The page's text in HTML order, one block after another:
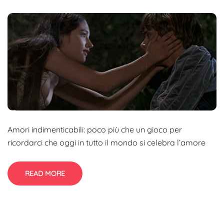
Amori indimenticabili: poco più che un gioco per
ricordarci che oggi in tutto il mondo si celebra l’amore
READ MORE